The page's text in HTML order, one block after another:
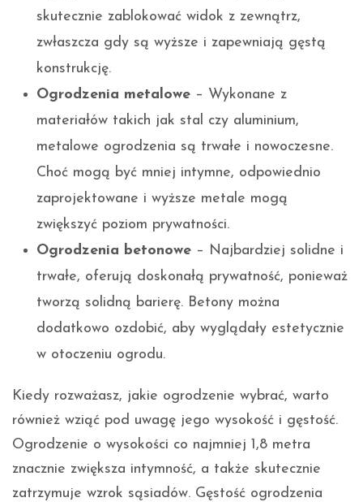
skutecznie zablokować widok z zewnątrz,
zwłaszcza gdy są wyższe i zapewniają gęstą
konstrukcję.
Ogrodzenia metalowe – Wykonane z
materiałów takich jak stal czy aluminium,
metalowe ogrodzenia są trwałe i nowoczesne.
Choć mogą być mniej intymne, odpowiednio
zaprojektowane i wyższe metale mogą
zwiększyć poziom prywatności.
Ogrodzenia betonowe – Najbardziej solidne i
trwałe, oferują doskonałą prywatność, ponieważ
tworzą solidną barierę. Betony można
dodatkowo ozdobić, aby wyglądały estetycznie
w otoczeniu ogrodu.
Kiedy rozważasz, jakie ogrodzenie wybrać, warto
również wziąć pod uwagę jego wysokość i gęstość.
Ogrodzenie o wysokości co najmniej 1,8 metra
znacznie zwiększa intymność, a także skutecznie
zatrzymuje wzrok sąsiadów. Gęstość ogrodzenia